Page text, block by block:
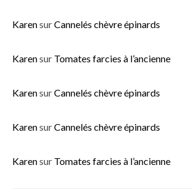
KarensurCannelés chèvre épinards
Karensur Tomates farcies à l’ancienne
KarensurCannelés chèvre épinards
KarensurCannelés chèvre épinards
Karensur Tomates farcies à l’ancienne